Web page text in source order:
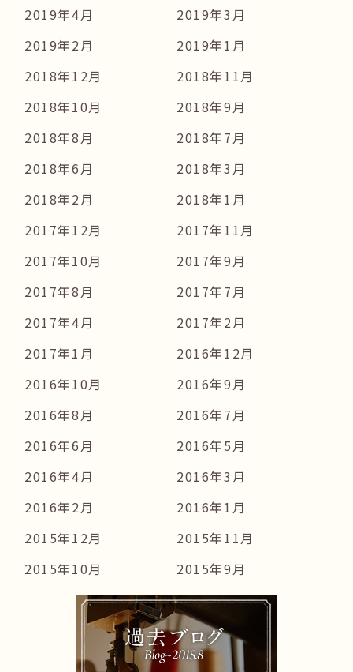
2019年4月
2019年3月
2019年2月
2019年1月
2018年12月
2018年11月
2018年10月
2018年9月
2018年8月
2018年7月
2018年6月
2018年3月
2018年2月
2018年1月
2017年12月
2017年11月
2017年10月
2017年9月
2017年8月
2017年7月
2017年4月
2017年2月
2017年1月
2016年12月
2016年10月
2016年9月
2016年8月
2016年7月
2016年6月
2016年5月
2016年4月
2016年3月
2016年2月
2016年1月
2015年12月
2015年11月
2015年10月
2015年9月